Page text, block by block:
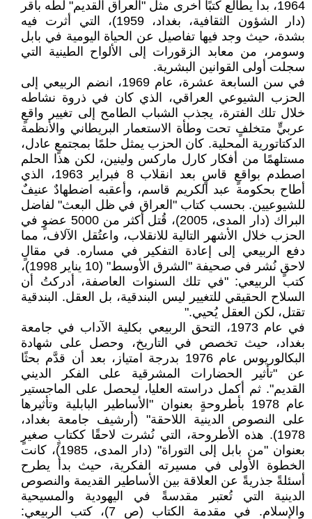
1964، بدأ يطالع كتبًا أخرى مثل "العراق القديم" لطه باقر
(دار الشؤون الثقافية، بغداد، 1959)، التي أثرت فيه
بشدة، حيث وجد فيها تفاصيل عن الحياة اليومية في بابل
وسومر، من معابد الزقورات إلى الألواح الطينية التي
سجلت أولى القوانين البشرية.
في سن السابعة عشرة، عام 1969، انضم الربيعي إلى
الحزب الشيوعي العراقي، الذي كان في ذروة نشاطه
خلال تلك الفترة، يجذب الشباب الطامح إلى تغيير واقعٍ
عربيٍّ متخلفٍ تحت وطأة الاستعمار البريطاني والأنظمة
الدكتاتورية المحلية. كان الحزب يمثل حلمًا بمجتمعٍ عادل،
مستلهمًا من أفكار كارل ماركس ولينين، لكن هذا الحلم
اصطدم بواقعٍ قاسٍ بعد انقلاب 8 فبراير 1963، الذي
أطاح بحكومة عبد الكريم قاسم، وأعقبه اضطهادٌ عنيفٌ
للشيوعيين. بحسب كتاب "العراق في ظل البعث" لفاضل
البراك (دار المدى، 2005)، قُتل أكثر من 5000 عضوٍ في
الحزب خلال الأشهر التالية للانقلاب، واعتُقل الآلاف، مما
دفع الربيعي إلى إعادة التفكير في مساره. في مقالٍ
لاحقٍ نُشر في صحيفة "الشرق الأوسط" (10 يناير 1998)،
كتب الربيعي: "في تلك السنوات العاصفة، أدركتُ أن
السلاح الحقيقي للتغيير ليس البندقية، بل العقل. البندقية
تقتل، لكن العقل يُحيي."
في عام 1973، التحق الربيعي بكلية الآداب في جامعة
بغداد، حيث تخصص في التاريخ، وحصل على شهادة
البكالوريوس عام 1976 بدرجة امتياز، بعد أن قدَّم بحثًا
عن "تأثير الحضارات المشرقية على الفكر الديني
القديم". ثم أكمل دراسته العليا، ليحصل على الماجستير
عام 1978 بأطروحةٍ بعنوان "الأساطير البابلية وتأثيرها
على النصوص الدينية اللاحقة" (أرشيف جامعة بغداد،
1978). هذه الأطروحة، التي نُشرت لاحقًا ككتابٍ صغيرٍ
بعنوان "من بابل إلى التوراة" (دار المدى، 1985)، كانت
الخطوة الأولى في مسيرته الفكرية، حيث بدأ يطرح
أسئلةً جذريةً عن العلاقة بين الأساطير القديمة والنصوص
الدينية التي تُعتبر مقدسةً في اليهودية والمسيحية
والإسلام. في مقدمة الكتاب (ص 7)، كتب الربيعي: